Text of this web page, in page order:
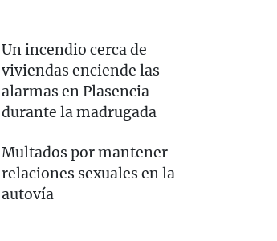
Un incendio cerca de
viviendas enciende las
alarmas en Plasencia
durante la madrugada
Multados por mantener
relaciones sexuales en la
autovía